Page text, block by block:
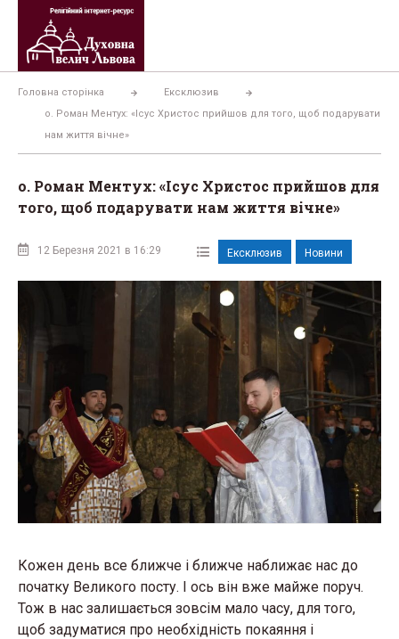
Перейти
вмісту
Головна сторінка
Ексклюзив
о. Роман Ментух: «Ісус Христос прийшов для того, щоб подарувати
нам життя вічне»
о. Роман Ментух: «Ісус Христос прийшов для
того, щоб подарувати нам життя вічне»
12 Березня 2021 в 16:29 Ексклюзив Новини
Кожен день все ближче і ближче наближає нас до
початку Великого посту. І ось він вже майже поруч.
Тож в нас залишається зовсім мало часу, для того,
щоб задуматися про необхідність покаяння і